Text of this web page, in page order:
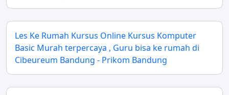
Les Ke Rumah Kursus Online Kursus Komputer
Basic Murah terpercaya , Guru bisa ke rumah di
Cibeureum Bandung - Prikom Bandung